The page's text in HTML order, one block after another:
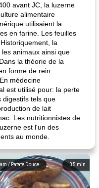
avant JC, la luzerne
alimentaire
utilisaient la
en farine. Les feuilles
la
animaux ainsi que
la théorie de la
forme de rein
médecine
est utilisé pour: la perte
digestifs tels que
de lait
Les nutritionnistes de
est l'un des
au monde.
35 min
/ Patate Douce